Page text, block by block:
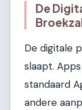
De
De digitale
slaapt.
standaard
andere